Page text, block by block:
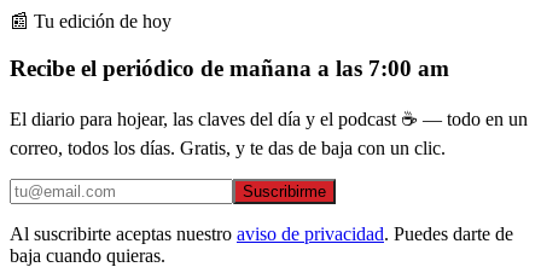
📰 Tu edición de hoy
Recibe el periódico de mañana a las 7:00 am
El diario para hojear, las claves del día y el podcast ☕ — todo en un
correo, todos los días. Gratis, y te das de baja con un clic.
Suscribirme
Al suscribirte aceptas nuestro aviso de privacidad. Puedes darte de
baja cuando quieras.